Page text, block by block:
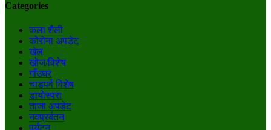
Categories
कला शैली
कोरोना अपडेट
खेल
खोज/विशेष
गाँउघर
चाडपर्व विशेष
डायाेस्परा
ताजा अपडेट
नवप्रर्बतन
पर्यटन